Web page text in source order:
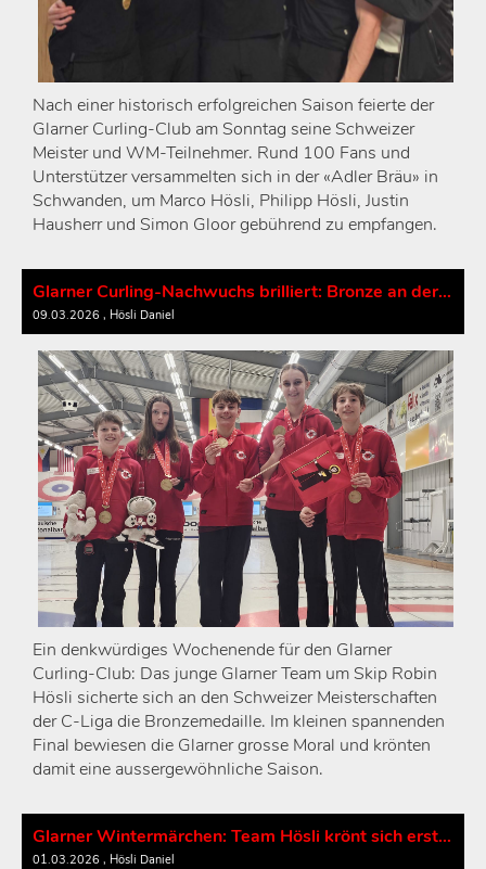
Nach einer historisch erfolgreichen Saison feierte der
Glarner Curling-Club am Sonntag seine Schweizer
Meister und WM-Teilnehmer. Rund 100 Fans und
Unterstützer versammelten sich in der «Adler Bräu» in
Schwanden, um Marco Hösli, Philipp Hösli, Justin
Hausherr und Simon Gloor gebührend zu empfangen.
Glarner Curling-Nachwuchs brilliert: Bronze an der Schweizermeisterschaft
09.03.2026 , Hösli Daniel
Ein denkwürdiges Wochenende für den Glarner
Curling-Club: Das junge Glarner Team um Skip Robin
Hösli sicherte sich an den Schweizer Meisterschaften
der C-Liga die Bronzemedaille. Im kleinen spannenden
Final bewiesen die Glarner grosse Moral und krönten
damit eine aussergewöhnliche Saison.
Glarner Wintermärchen: Team Hösli krönt sich erstmals zum Schweizer Meister!
01.03.2026 , Hösli Daniel